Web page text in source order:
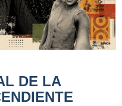
DE LA